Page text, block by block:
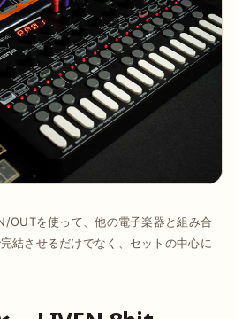
OUTを使って、他の電子楽器と組み合
結させるだけでなく、セットの中心に